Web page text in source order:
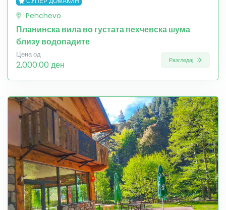
Pehchevo
Планинска вила во густата пехчевска шума
близу водопадите
Цена од
2,000.00 ден Разгледај